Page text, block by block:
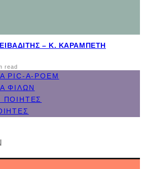
– Κ. ΚΑΡΑΜΠΈΤΗ
read
PIC-A-POEM
ΦΊΛΩΝ
ΠΟΙΗΤΈΣ